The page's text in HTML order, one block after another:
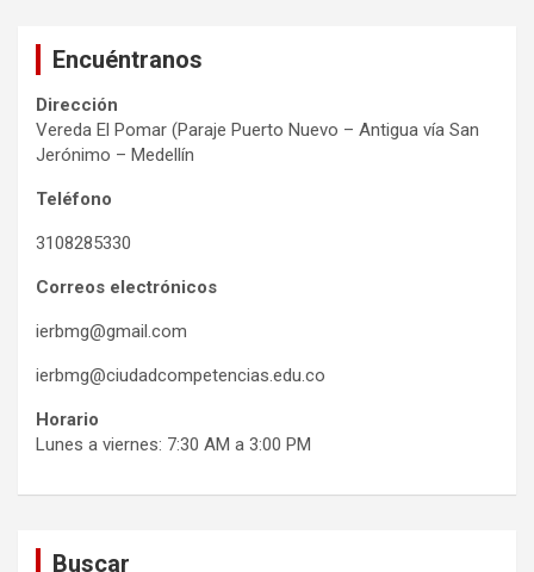
Encuéntranos
Dirección
Vereda El Pomar (Paraje Puerto Nuevo – Antigua vía San
Jerónimo – Medellín
Teléfono
3108285330
Correos electrónicos
ierbmg@gmail.com
ierbmg@ciudadcompetencias.edu.co
Horario
Lunes a viernes: 7:30 AM a 3:00 PM
Buscar